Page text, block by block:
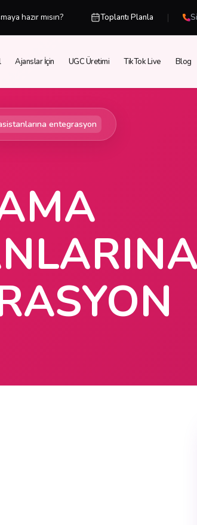
hazır mısın? Toplantı Planla |
Ajanslar İçin UGC Üretimi TikTok Live Blog
entegrasyon